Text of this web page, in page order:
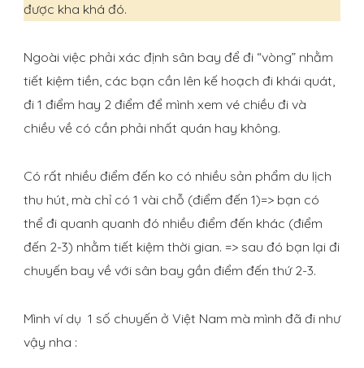
được kha khá đó.
Ngoài việc phải xác định sân bay để đi “vòng” nhằm
tiết kiệm tiền, các bạn cần lên kế hoạch đi khái quát,
đi 1 điểm hay 2 điểm để mình xem vé chiều đi và
chiều về có cần phải nhất quán hay không.
Có rất nhiều điểm đến ko có nhiều sản phẩm du lịch
thu hút, mà chỉ có 1 vài chỗ (điểm đến 1)=> bạn có
thể đi quanh quanh đó nhiều điểm đến khác (điểm
đến 2-3) nhằm tiết kiệm thời gian. => sau đó bạn lại đi
chuyến bay về với sân bay gần điểm đến thứ 2-3.
Mình ví dụ 1 số chuyến ở Việt Nam mà mình đã đi như
vậy nha :